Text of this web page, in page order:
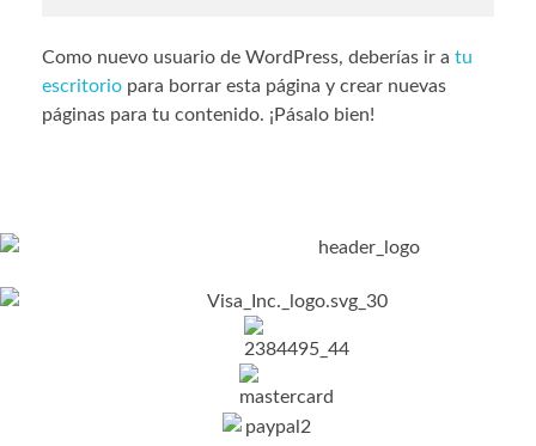
Como nuevo usuario de WordPress, deberías ir a tu
escritorio para borrar esta página y crear nuevas
páginas para tu contenido. ¡Pásalo bien!